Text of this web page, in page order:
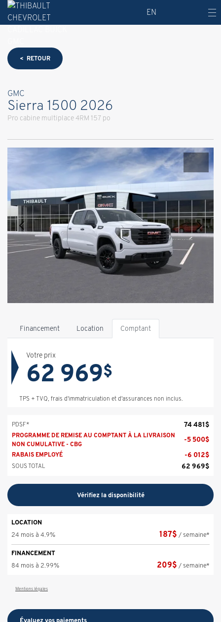
EN
< RETOUR
GMC
Sierra 1500 2026
Pro cabine multiplace 4RM 157 po
Financement Location Comptant
Votre prix
62 969$
TPS + TVQ, frais d'immatriculation et d'assurances non inclus.
PDSF* 74 481$
PROGRAMME DE REMISE AU COMPTANT À LA LIVRAISON
NON CUMULATIVE - CBG
-5 500$
RABAIS EMPLOYÉ -6 012$
SOUS TOTAL 62 969$
Vérifiez la disponibilité
LOCATION
24 mois à 4.9%
187$ / semaine*
FINANCEMENT
84 mois à 2.99%
209$ / semaine*
Mentions légales
Évaluez vos paiements